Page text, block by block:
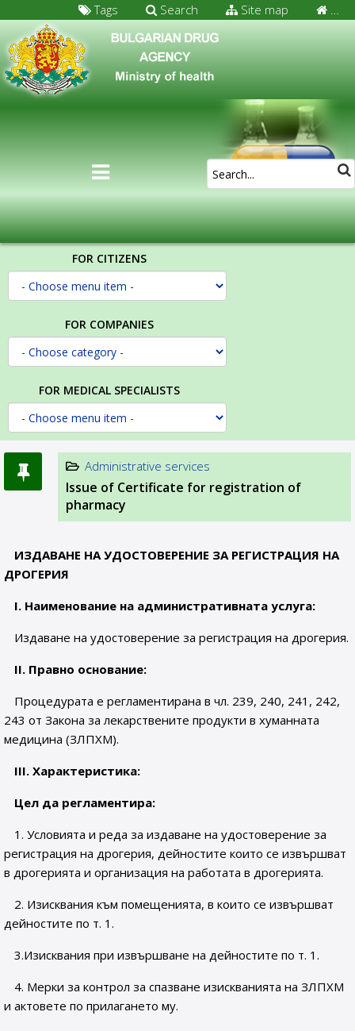
…
Site map
Search
Tags
FOR CITIZENS
FOR COMPANIES
FOR MEDICAL SPECIALISTS
Administrative services
Issue of Certificate for registration of
pharmacy
ИЗДАВАНЕ НА УДОСТОВЕРЕНИЕ ЗА РЕГИСТРАЦИЯ НА
ДРОГЕРИЯ
I. Наименование на административната услуга:
Издаване на удостоверение за регистрация на дрогерия.
II. Правно основание:
Процедурата е регламентирана в чл. 239, 240, 241, 242,
243 от Закона за лекарствените продукти в хуманната
медицина (ЗЛПХМ).
III. Характеристика:
Цел да регламентира:
1. Условията и реда за издаване на удостоверение за
регистрация на дрогерия, дейностите които се извършват
в дрогерията и организация на работата в дрогерията.
2. Изисквания към помещенията, в които се извършват
дейностите по т. 1.
3.Изисквания при извършване на дейностите по т. 1.
4. Мерки за контрол за спазване изискванията на ЗЛПХМ
и актовете по прилагането му.